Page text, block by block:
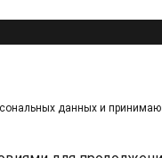
данных и